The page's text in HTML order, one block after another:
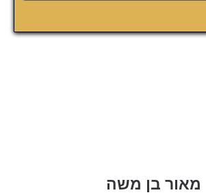
מאור בן משה